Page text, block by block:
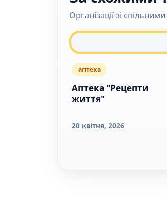
Організації зі
аптека
Аптека "Рецепти
життя"
20 квітня, 2026